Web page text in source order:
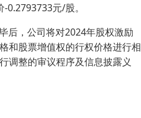
0.2793733元/股。
后，公司将对2024年股权激励
和股票增值权的行权价格进行相
调整的审议程序及信息披露义